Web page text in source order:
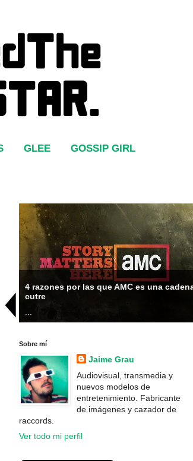
GLEE GOSSIP GIRL
4 razones por las que AMC es una
cutre
Sobre mí
Jaime Grau
Audiovisual, transmedia y
nuevos modelos de
entretenimiento. Fabricante
de imágenes y cazador de
raccords.
Ver todo mi perfil